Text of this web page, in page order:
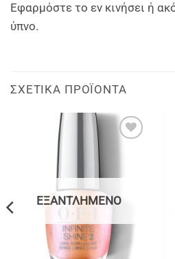
Εφαρμόστε το εν κινήσει ή
ύπνο.
ΣΧΕΤΙΚΆ ΠΡΟΪΌΝΤΑ
ΕΞΑΝΤΛΗΜΈΝΟ